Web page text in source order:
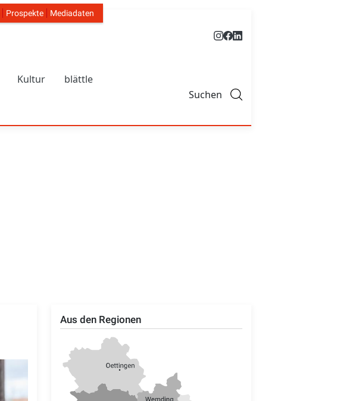
Prospekte Mediadaten
Kultur blättle
Suchen
Aus den Regionen